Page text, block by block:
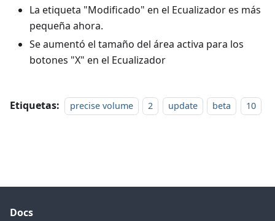
La etiqueta "Modificado" en el Ecualizador es más
pequeña ahora.
Se aumentó el tamaño del área activa para los
botones "X" en el Ecualizador
Etiquetas: precise volume 2 update beta 10
Docs